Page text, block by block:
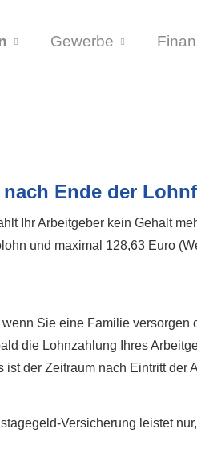
Gewerbe
Ende der
Ihr Arbeitgeber kein Gehalt
und maximal 128,63 Euro
Sie eine Familie versorgen
die Lohnzahlung Ihres
der Zeitraum nach Eintritt der
Versicherung leistet